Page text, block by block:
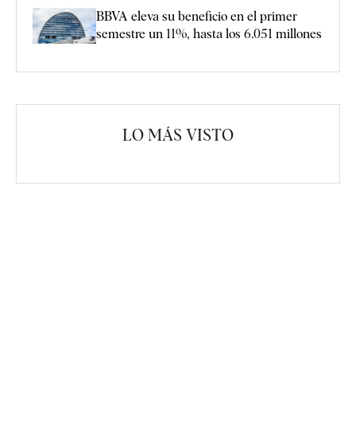
BBVA eleva su beneficio en el primer
semestre un 11%, hasta los 6.051 millones
LO MÁS VISTO